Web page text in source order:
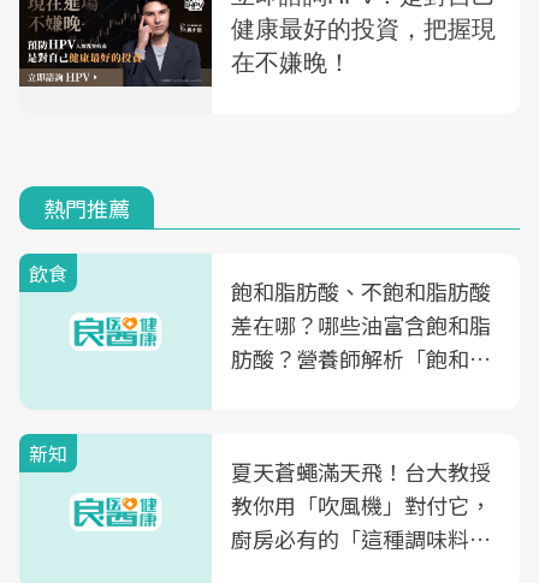
熱門推薦
飲食
飽和脂肪酸、不飽和脂肪酸
差在哪？哪些油富含飽和脂
肪酸？營養師解析「飽和脂
新知
夏天蒼蠅滿天飛！台大教授
教你用「吹風機」對付它，
廚房必有的「這種調味料」